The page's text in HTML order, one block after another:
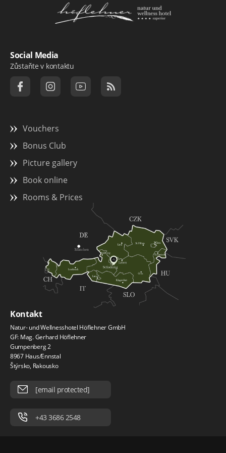
Logo Natur- und Wellnesshotel Höflehner
Social Media
Zůstaňte v kontaktu
Vouchers
Bonus Club
Picture gallery
Book online
Rooms & Prices
Kontakt
Natur- und Wellnesshotel Höflehner GmbH
GF: Mag. Gerhard Höflehner
Gumpenberg 2
8967 Haus/Ennstal
Štýrsko, Rakousko
[email protected]
+43 3686 2548